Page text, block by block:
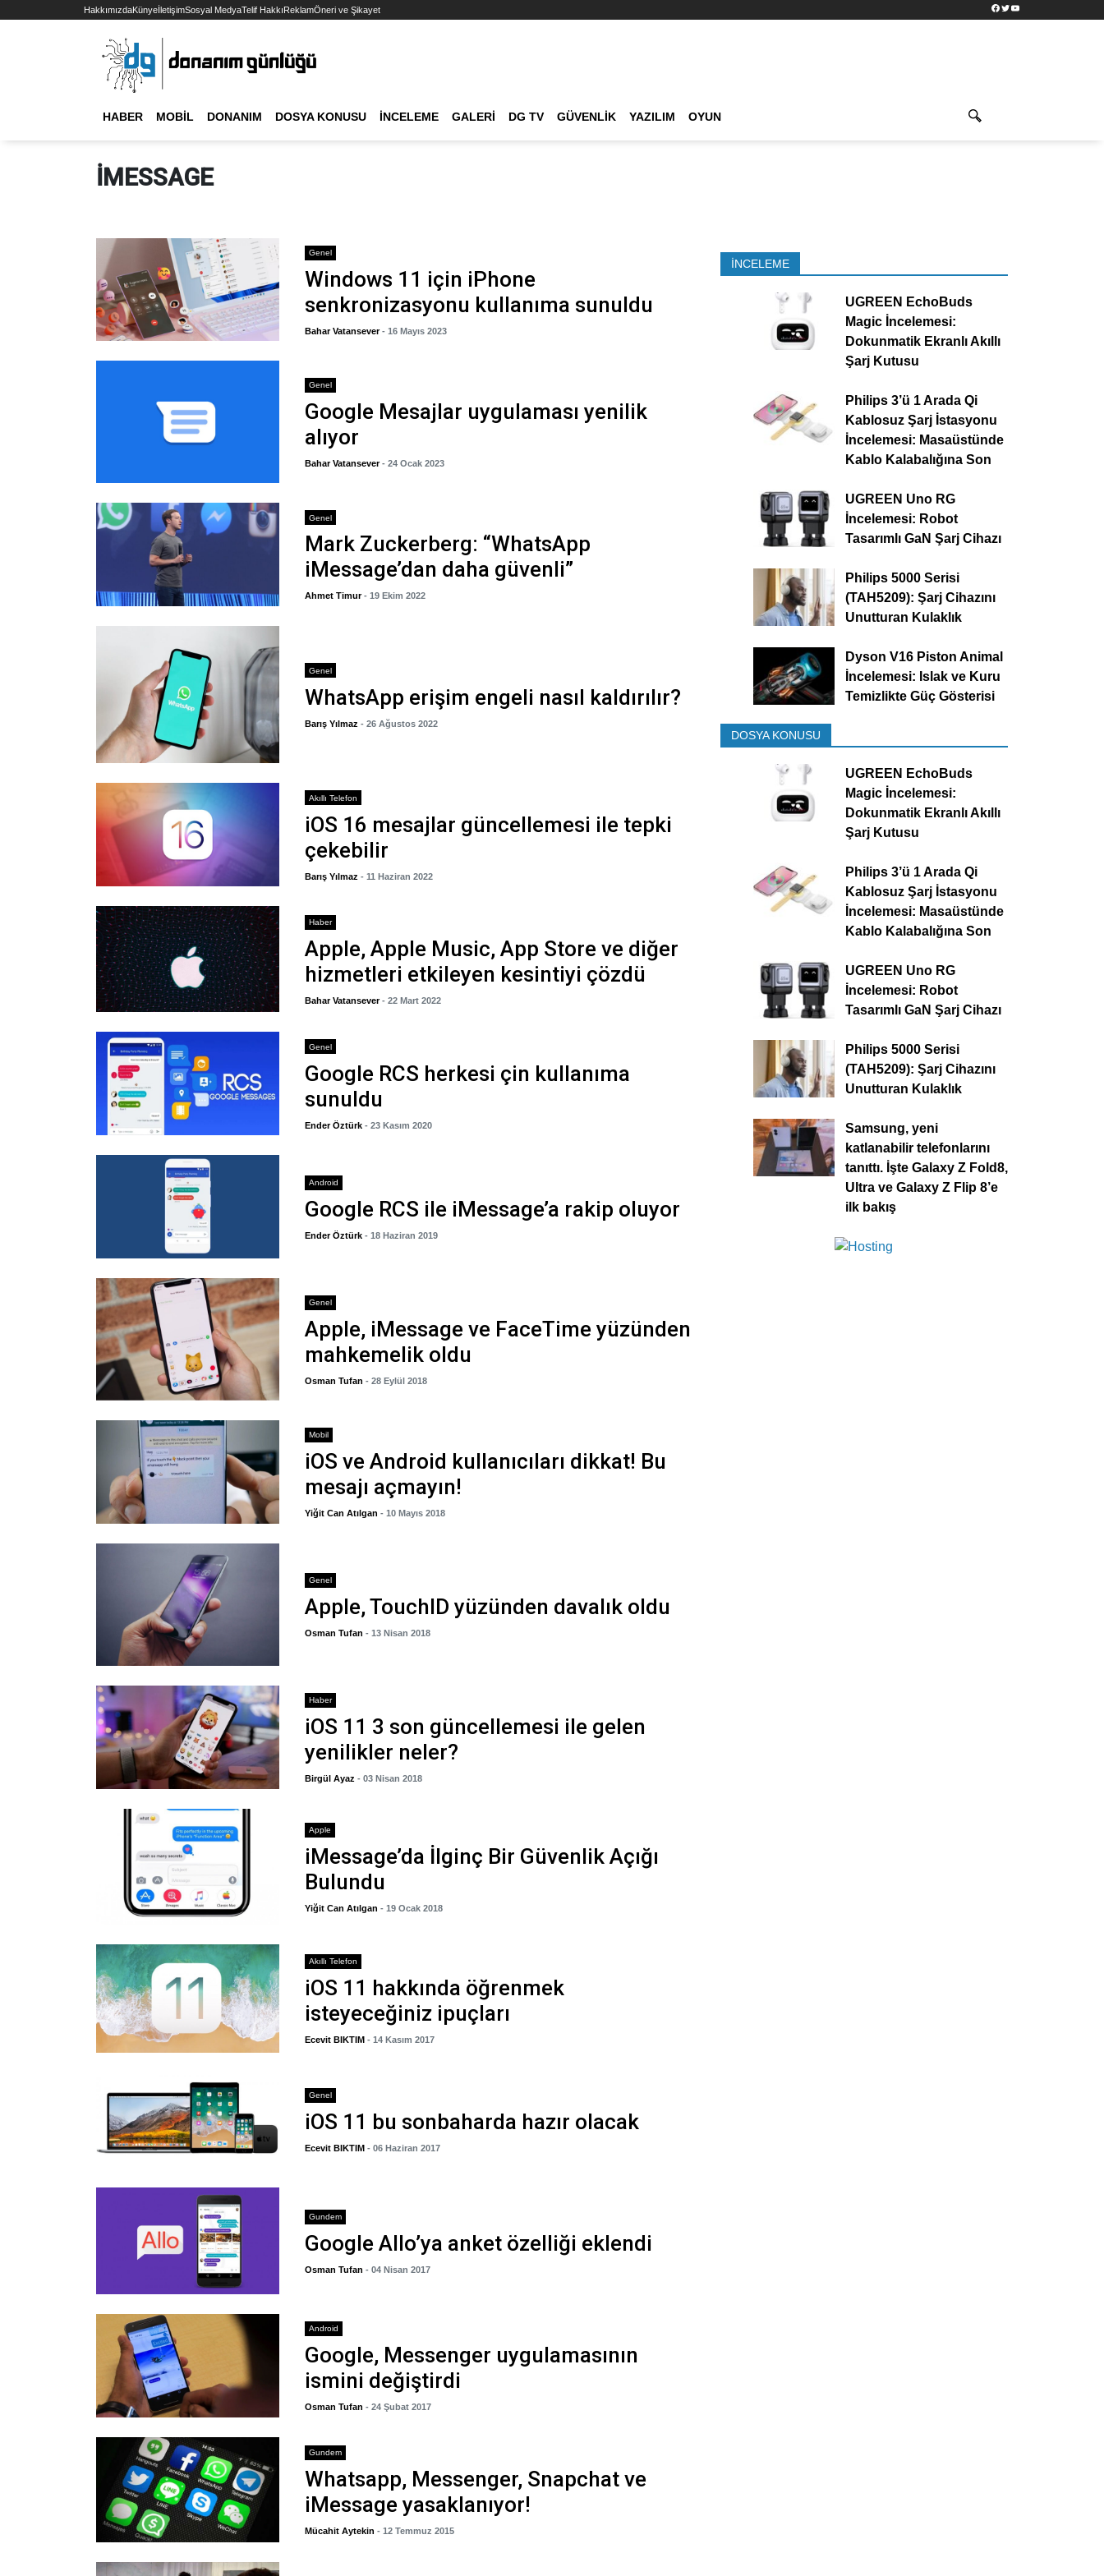
HakkımızdaKünyeİletişimSosyal MedyaTelif HakkıReklamÖneri ve Şikayet Facebook
TwitterYouTube
HABER MOBIL DONANIM DOSYA KONUSU İNCELEME GALERI DG TV GÜVENLIK YAZILIM OYUN
IMESSAGE
Genel
Windows 11 için iPhone
senkronizasyonu kullanıma sunuldu
Bahar Vatansever - 16 Mayıs 2023
Genel
Google Mesajlar uygulaması yenilik
alıyor
Bahar Vatansever - 24 Ocak 2023
Genel
Mark Zuckerberg: “WhatsApp
iMessage’dan daha güvenli”
Ahmet Timur - 19 Ekim 2022
Genel
WhatsApp erişim engeli nasıl kaldırılır?
Barış Yılmaz - 26 Ağustos 2022
Akıllı Telefon
iOS 16 mesajlar güncellemesi ile tepki
çekebilir
Barış Yılmaz - 11 Haziran 2022
Haber
Apple, Apple Music, App Store ve diğer
hizmetleri etkileyen kesintiyi çözdü
Bahar Vatansever - 22 Mart 2022
Genel
Google RCS herkesi çin kullanıma
sunuldu
Ender Öztürk - 23 Kasım 2020
Android
Google RCS ile iMessage’a rakip oluyor
Ender Öztürk - 18 Haziran 2019
Genel
Apple, iMessage ve FaceTime yüzünden
mahkemelik oldu
Osman Tufan - 28 Eylül 2018
Mobil
iOS ve Android kullanıcıları dikkat! Bu
mesajı açmayın!
Yiğit Can Atılgan - 10 Mayıs 2018
Genel
Apple, TouchID yüzünden davalık oldu
Osman Tufan - 13 Nisan 2018
Haber
iOS 11 3 son güncellemesi ile gelen
yenilikler neler?
Birgül Ayaz - 03 Nisan 2018
Apple
iMessage’da İlginç Bir Güvenlik Açığı
Bulundu
Yiğit Can Atılgan - 19 Ocak 2018
Akıllı Telefon
iOS 11 hakkında öğrenmek
isteyeceğiniz ipuçları
Ecevit BIKTIM - 14 Kasım 2017
Genel
iOS 11 bu sonbaharda hazır olacak
Ecevit BIKTIM - 06 Haziran 2017
Gundem
Google Allo’ya anket özelliği eklendi
Osman Tufan - 04 Nisan 2017
Android
Google, Messenger uygulamasının
ismini değiştirdi
Osman Tufan - 24 Şubat 2017
Gundem
Whatsapp, Messenger, Snapchat ve
iMessage yasaklanıyor!
Mücahit Aytekin - 12 Temmuz 2015
İNCELEME
UGREEN EchoBuds
Magic İncelemesi:
Dokunmatik Ekranlı Akıllı
Şarj Kutusu
Philips 3’ü 1 Arada Qi
Kablosuz Şarj İstasyonu
İncelemesi: Masaüstünde
Kablo Kalabalığına Son
UGREEN Uno RG
İncelemesi: Robot
Tasarımlı GaN Şarj Cihazı
Philips 5000 Serisi
(TAH5209): Şarj Cihazını
Unutturan Kulaklık
Dyson V16 Piston Animal
İncelemesi: Islak ve Kuru
Temizlikte Güç Gösterisi
DOSYA KONUSU
UGREEN EchoBuds
Magic İncelemesi:
Dokunmatik Ekranlı Akıllı
Şarj Kutusu
Philips 3’ü 1 Arada Qi
Kablosuz Şarj İstasyonu
İncelemesi: Masaüstünde
Kablo Kalabalığına Son
UGREEN Uno RG
İncelemesi: Robot
Tasarımlı GaN Şarj Cihazı
Philips 5000 Serisi
(TAH5209): Şarj Cihazını
Unutturan Kulaklık
Samsung, yeni
katlanabilir telefonlarını
tanıttı. İşte Galaxy Z Fold8,
Ultra ve Galaxy Z Flip 8’e
ilk bakış